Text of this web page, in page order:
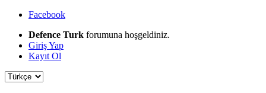
Facebook
Defence Turk forumuna hoşgeldiniz.
Giriş Yap
Kayıt Ol